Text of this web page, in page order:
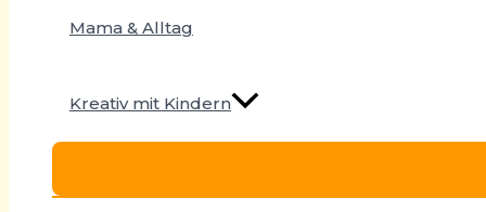
Mama & Alltag
Kreativ mit Kindern